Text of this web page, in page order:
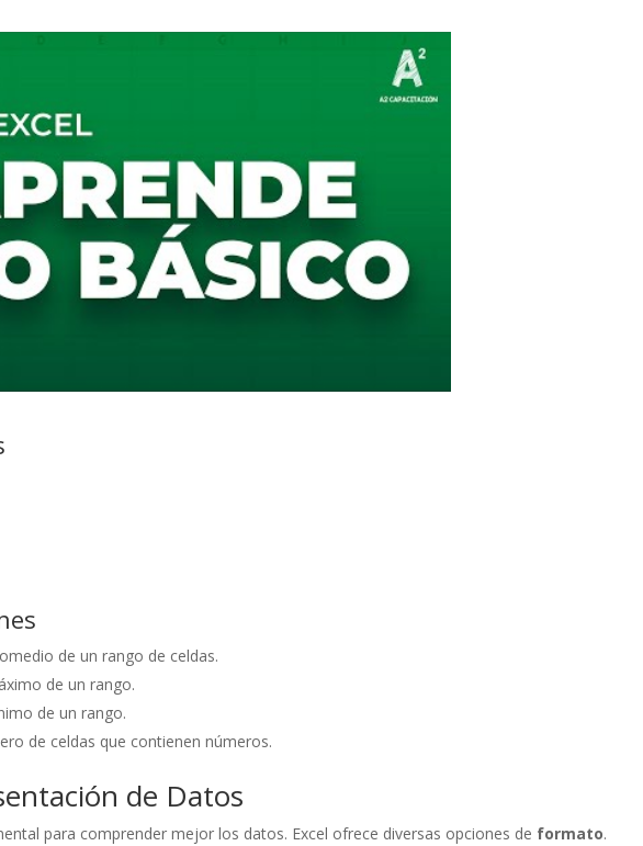
de un rango de celdas.
de un rango.
de un rango.
de celdas que contienen números.
de Datos
para comprender mejor los datos. Excel ofrece diversas opciones de formato.